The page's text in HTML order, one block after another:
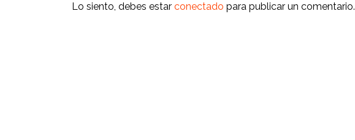
Lo siento, debes estar conectado para publicar un comentario.